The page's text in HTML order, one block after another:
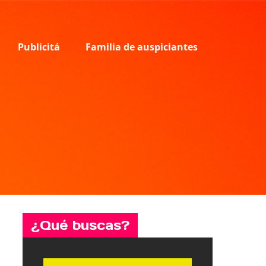
Publicitá Familia de auspiciantes
¿Qué buscas?